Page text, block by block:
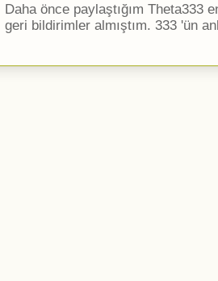
Daha önce paylaştığım Theta333
geri bildirimler almıştım. 333 'ün